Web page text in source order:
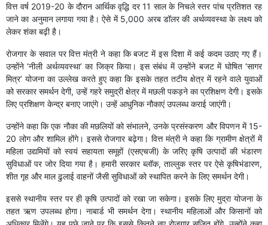
वित्त वर्ष 2019-20 के दौरान आर्थिक वृद्धि दर 11 साल के निचले स्तर पांच प्रतिशत रह
जाने का अनुमान लगाया गया है। ऐसे में 5,000 अरब डॉलर की अर्थव्यवस्था के लक्ष्य को
लेकर शंका बढ़ी है।
रोजगार के सवाल पर वित्त मंत्री ने कहा कि बजट में इस दिशा में कई कदम उठाए गए हैं।
उन्होंने ‘नीली अर्थव्यवस्था’ का जिक्र किया। इस संबंध में उन्होंने बजट में घोषित ‘सागर
मित्र’ योजना का उल्लेख करते हुए कहा कि इसके तहत तटीय क्षेत्र में रहने वाले युवाओं
को सरकार समर्थन देगी, उन्हें गहरे समुद्री क्षेत्र में मछली पकड़ने का प्रशिक्षण देगी। इसके
लिए प्रशिक्षण केन्द्र बनाए जाएंगे। उन्हें आधुनिक नौकाएं उपलब्ध कराई जाएंगी।
उन्होंने कहा कि एक नौका की मछलियों को संभालने, उनके प्रसंस्करण और विपणन में 15-
20 लोग और शामिल होंगे। इससे रोजगार बढ़ेगा। वित्त मंत्री ने कहा कि ग्रामीण क्षेत्रों में
महिला उद्यमियों को स्वयं सहायता समूहों (एसएचजी) के जरिए कृषि उत्पादों की भंडारण
सुविधाओं पर जोर दिया गया है। हमारी सरकार ब्लॉक, ताल्लुक स्तर पर ऐसे कृषिभंडारण,
शीत गृह और माल ढुलाई वाहनों जैसी सुविधाओं को स्थापित करने के लिए समर्थन देगी।
इससे स्थानीय स्तर पर ही कृषि उत्पादों को रखा जा सकेगा। इसके लिए मुद्रा योजना के
तहत ऋण उपलब्ध होगा। नाबार्ड भी समर्थन देगा। स्थानीय महिलाओं और किसानों को